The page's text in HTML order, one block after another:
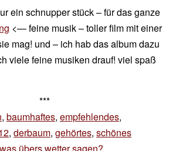
ein schnupper stück – für das ganze
<— feine musik – toller film mit einer
mag! und – ich hab das album dazu
viele feine musiken drauf! viel spaß
***
, baumhaftes, empfehlendes,
, derbaum, gehörtes, schönes